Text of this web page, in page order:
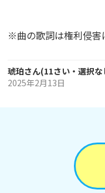
※曲の歌詞は権利侵害
琥珀さん(11さい・ 選択な
2025年2月13日